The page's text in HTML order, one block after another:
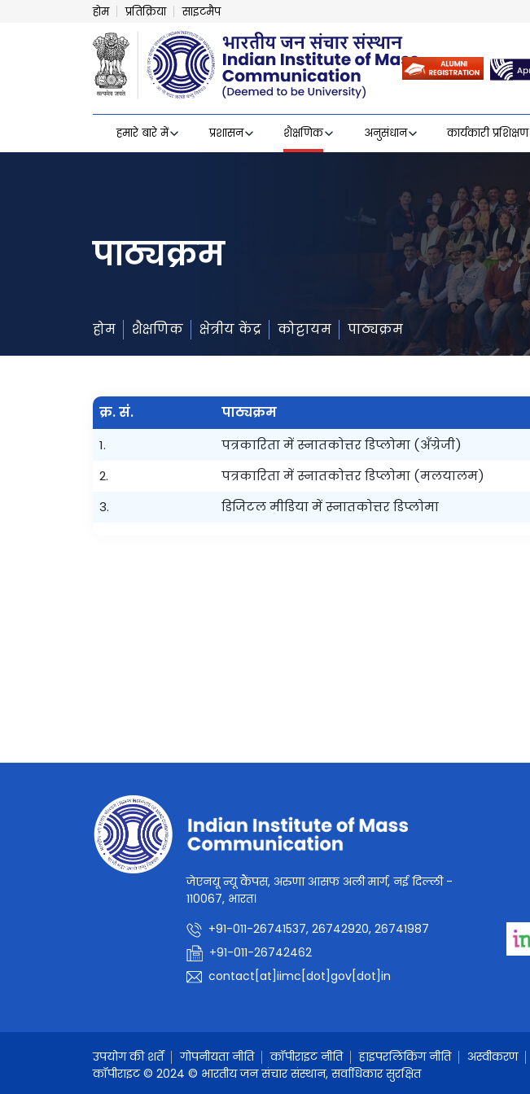
होम प्रतिक्रिया साइटमैप
हमारे बारे में प्रशासन शैक्षणिक अनुसंधान कार्यकारी प्रशिक्षण
पाठ्यक्रम
होम शैक्षणिक क्षेत्रीय केंद्र कोट्टायम पाठ्यक्रम
क्र. सं. पाठ्यक्रम
1. पत्रकारिता में स्नातकोत्तर डिप्लोमा (अँग्रेजी)
2.
पत्रकारिता में स्नातकोत्तर डिप्लोमा (मलयालम)
3.
डिजिटल मीडिया में स्नातकोत्तर डिप्लोमा
जेएनयू न्यू कैंपस, अरुणा आसफ अली मार्ग, नई दिल्ली -
110067, भारत।
+91-011-26741537, 26742920, 26741987
+91-011-26742462
contact[at]iimc[dot]gov[dot]in
उपयोग की शर्तें गोपनीयता नीति कॉपीराइट नीति हाइपरलिंकिंग नीति अस्वीकरण
कॉपीराइट © 2024 © भारतीय जन संचार संस्थान, सर्वाधिकार सुरक्षित